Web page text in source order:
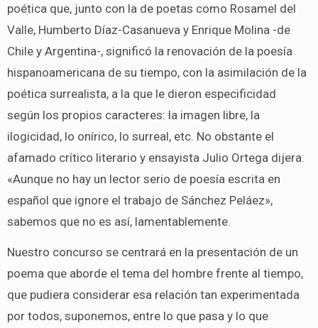
poética que, junto con la de poetas como Rosamel del
Valle, Humberto Díaz-Casanueva y Enrique Molina -de
Chile y Argentina-, significó la renovación de la poesía
hispanoamericana de su tiempo, con la asimilación de la
poética surrealista, a la que le dieron especificidad
según los propios caracteres: la imagen libre, la
ilogicidad, lo onírico, lo surreal, etc. No obstante el
afamado crítico literario y ensayista Julio Ortega dijera:
«Aunque no hay un lector serio de poesía escrita en
español que ignore el trabajo de Sánchez Peláez»,
sabemos que no es así, lamentablemente.
Nuestro concurso se centrará en la presentación de un
poema que aborde el tema del hombre frente al tiempo,
que pudiera considerar esa relación tan experimentada
por todos, suponemos, entre lo que pasa y lo que